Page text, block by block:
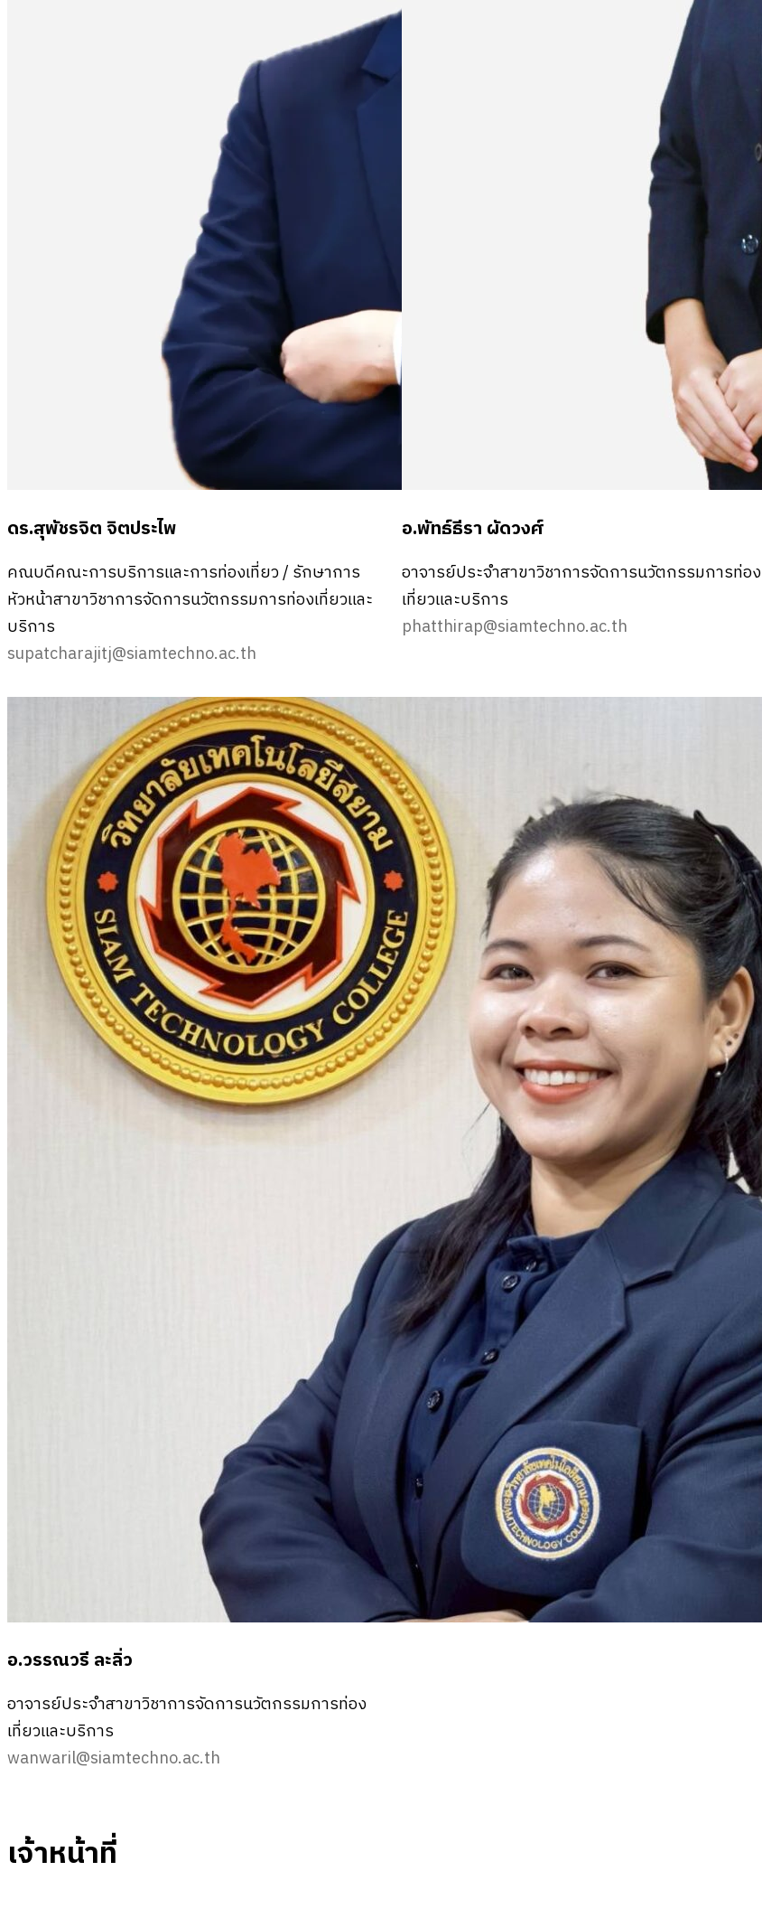
ดร.สุพัชรจิต จิตประไพ
คณบดีคณะการบริการและการท่องเที่ยว / รักษาการ
หัวหน้าสาขาวิชาการจัดการนวัตกรรมการท่องเที่ยวและ
บริการ
supatcharajitj@siamtechno.ac.th
อ.พัทธ์ธีรา ผัดวงศ์
อาจารย์ประจำสาขาวิชาการจัดการนวัตกรรมการท่อง
เที่ยวและบริการ
phatthirap@siamtechno.ac.th
อ.วรรณวรี ละลิ่ว
อาจารย์ประจำสาขาวิชาการจัดการนวัตกรรมการท่อง
เที่ยวและบริการ
wanwaril@siamtechno.ac.th
เจ้าหน้าที่